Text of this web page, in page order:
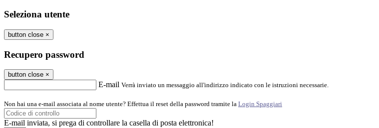
Seleziona utente
button close ×
Recupero password
button close ×
E-mail Verrà inviato un messaggio all'indirizzo indicato con le istruzioni necessarie.
Non hai una e-mail associata al nome utente? Effettua il reset della password tramite la Login Spaggiari
E-mail inviata, si prega di controllare la casella di posta elettronica!